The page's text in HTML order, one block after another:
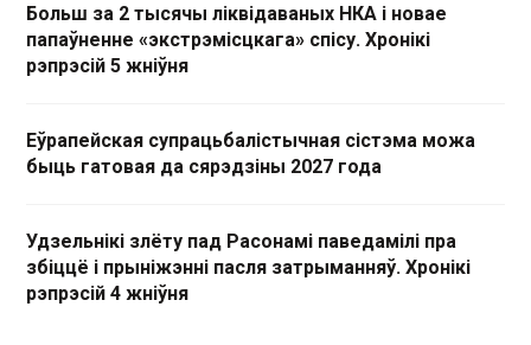
Больш за 2 тысячы ліквідаваных НКА і новае
папаўненне «экстрэмісцкага» спісу. Хронікі
рэпрэсій 5 жніўня
Еўрапейская супрацьбалістычная сістэма можа
быць гатовая да сярэдзіны 2027 года
Удзельнікі злёту пад Расонамі паведамілі пра
збіццё і прыніжэнні пасля затрыманняў. Хронікі
рэпрэсій 4 жніўня